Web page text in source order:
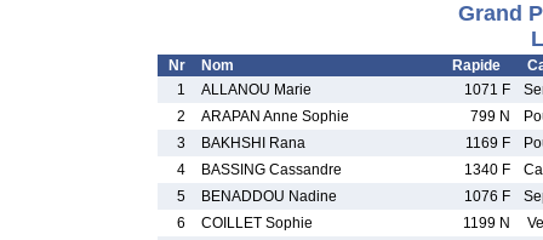
Grand
Nr Nom Rapide
1
ALLANOU Marie 1071 F
2
ARAPAN Anne Sophie 799 N
3
BAKHSHI Rana 1169 F
4
BASSING Cassandre 1340 F
5
BENADDOU Nadine 1076 F
6
COILLET Sophie 1199 N